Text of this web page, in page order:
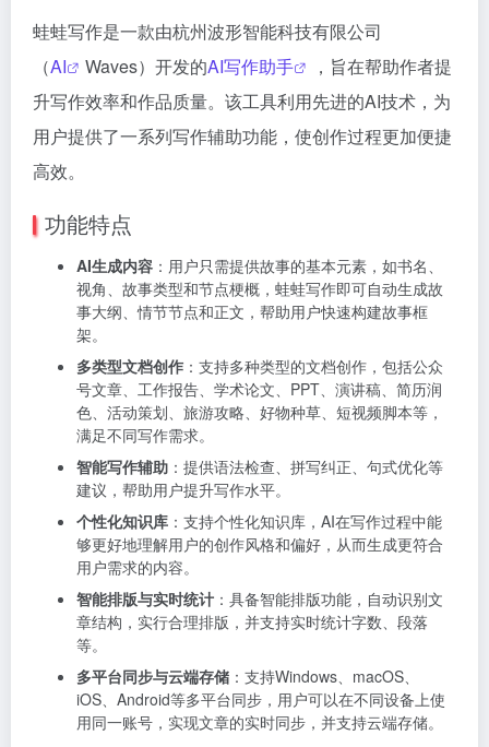
蛙蛙写作是一款由杭州波形智能科技有限公司
（AI Waves）开发的AI写作助手
，旨在帮助作者提
升写作效率和作品质量。该工具利用先进的AI技术，为
用户提供了一系列写作辅助功能，使创作过程更加便捷
高效。
功能特点
AI生成内容 ：用户只需提供故事的基本元素，如书名、
视角、故事类型和节点梗概，蛙蛙写作即可自动生成故
事大纲、情节节点和正文，帮助用户快速构建故事框
架。
多类型文档创作 ：支持多种类型的文档创作，包括公众
号文章、工作报告、学术论文、PPT、演讲稿、简历润
色、活动策划、旅游攻略、好物种草、短视频脚本等，
满足不同写作需求。
智能写作辅助 ：提供语法检查、拼写纠正、句式优化等
建议，帮助用户提升写作水平。
个性化知识库 ：支持个性化知识库，AI在写作过程中能
够更好地理解用户的创作风格和偏好，从而生成更符合
用户需求的内容。
智能排版与实时统计 ：具备智能排版功能，自动识别文
章结构，实行合理排版，并支持实时统计字数、段落
等。
多平台同步与云端存储 ：支持Windows、macOS、
iOS、Android等多平台同步，用户可以在不同设备上使
用同一账号，实现文章的实时同步，并支持云端存储。